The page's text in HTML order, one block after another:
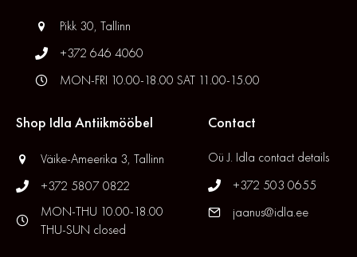
Pikk 30, Tallinn
+372 646 4060
MON-FRI 10.00-18.00 SAT 11.00-15.00
Shop Idla Antiikmööbel
Väike-Ameerika 3, Tallinn
+372 5807 0822
MON-THU 10.00-18.00
THU-SUN closed
Contact
Oü J. Idla contact details
+372 503 0655
jaanus@idla.ee